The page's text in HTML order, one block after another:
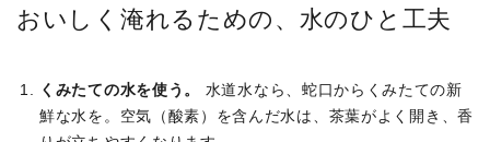
おいしく淹れるための、水のひと工夫
くみたての水を使う。
水道水なら、蛇口からくみたての新
鮮な水を。空気（酸素）を含んだ水は、茶葉がよく開き、香